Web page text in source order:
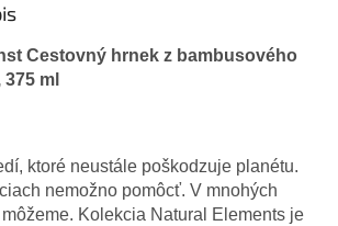
Cestovný hrnek z bambusového
ml
, ktoré neustále poškodzuje planétu.
nemožno pomôcť. V mnohých
. Kolekcia Natural Elements je